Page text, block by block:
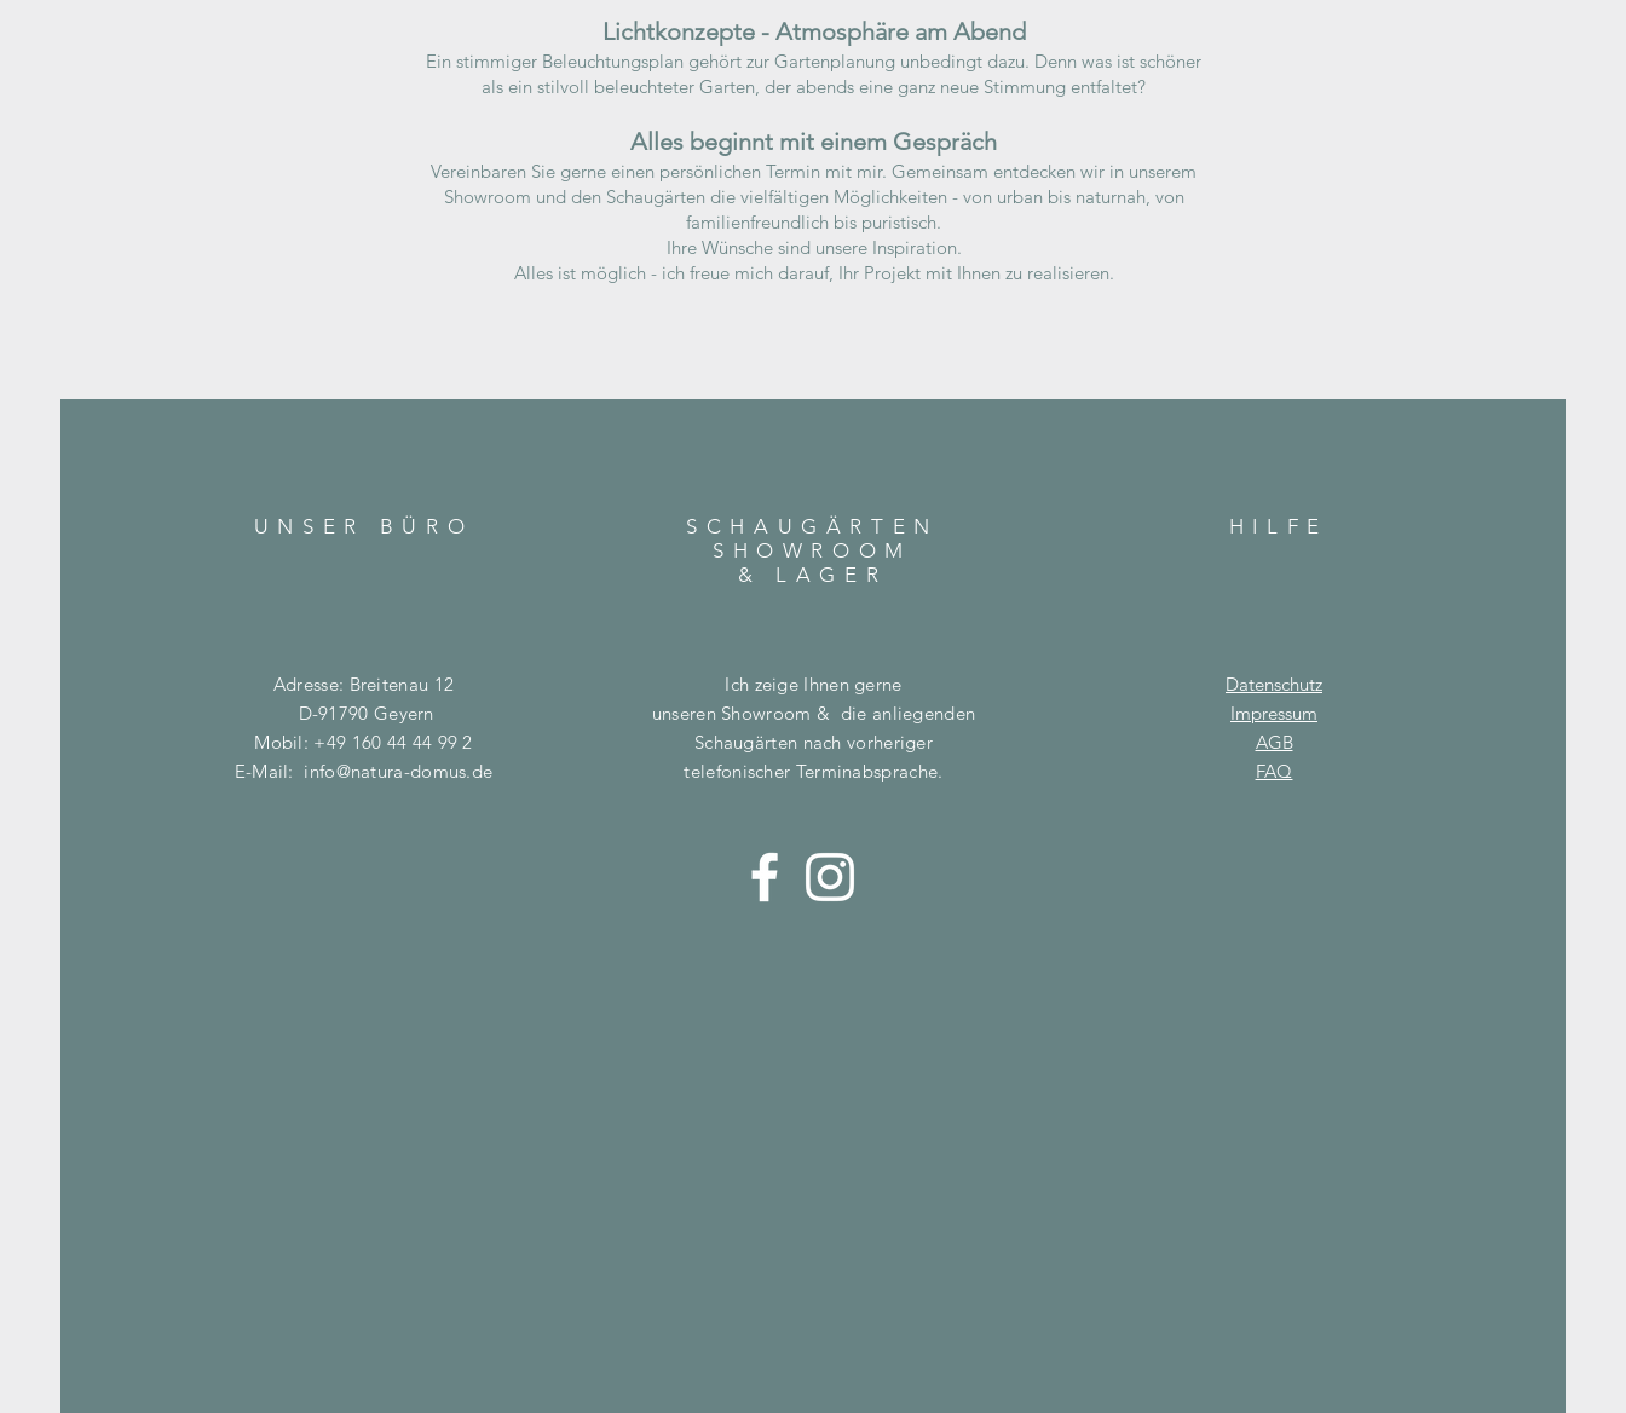
Lichtkonzepte - Atmosphäre am Abend
Ein stimmiger Beleuchtungsplan gehört zur Gartenplanung unbedingt dazu. Denn was ist schöner
als ein stilvoll beleuchteter Garten, der abends eine ganz neue Stimmung entfaltet?
Alles beginnt mit einem Gespräch
Vereinbaren Sie gerne einen persönlichen Termin mit mir. Gemeinsam entdecken wir in unserem
Showroom und den Schaugärten die vielfältigen Möglichkeiten - von urban bis naturnah, von
familienfreundlich bis puristisch.
Ihre Wünsche sind unsere Inspiration.
Alles ist möglich - ich freue mich darauf, Ihr Projekt mit Ihnen zu realisieren.
UNSER BÜRO
SCHAUGÄRTEN
SHOWROOM
& LAGER
HILF E
Adresse: Breitenau 12
D-91790 Geyern
Mobil: +49 160 44 44 99 2
E-Mail: info@natura-domus.de
Ich zeige Ihnen gerne
unseren Showroom & die anliegenden
Schaugärten nach vorheriger
telefonischer Terminabsprache.
Datenschutz
Impressum
AGB
FAQ